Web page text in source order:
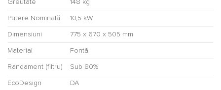
Greutate 148 kg
Putere Nominală 10,5 kW
Dimensiuni 775 x 670 x 505 mm
Material Fontă
Randament (filtru) Sub 80%
EcoDesign DA